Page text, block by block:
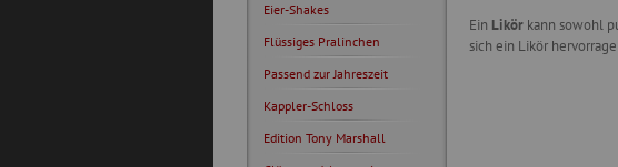
Ein Likör kann sowohl
sich ein Likör
Eier-Shakes
Flüssiges Pralinchen
Passend zur Jahreszeit
Kappler-Schloss
Edition Tony Marshall